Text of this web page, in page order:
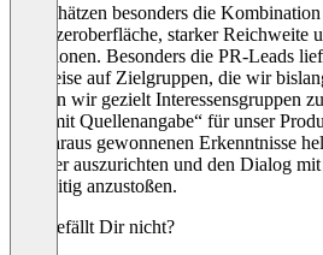
Wir schätzen besonders die
Benutzeroberfläche, starker Reichweite
Funktionen. Besonders die PR-Leads
Hinweise auf Zielgruppen, die wir
können wir gezielt Interessensgruppen
Chat mit Quellenangabe“ für unser
Die daraus gewonnenen Erkenntnisse
präziser auszurichten und den Dialog
frühzeitig anzustoßen.
Was gefällt Dir nicht?